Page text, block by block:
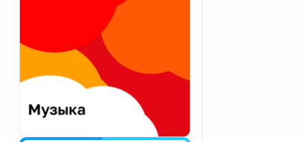
Екатеринбург
Калининград
Калуга